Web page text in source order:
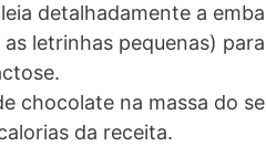
detalhadamente a
letrinhas pequenas)
chocolate na massa do
da receita.